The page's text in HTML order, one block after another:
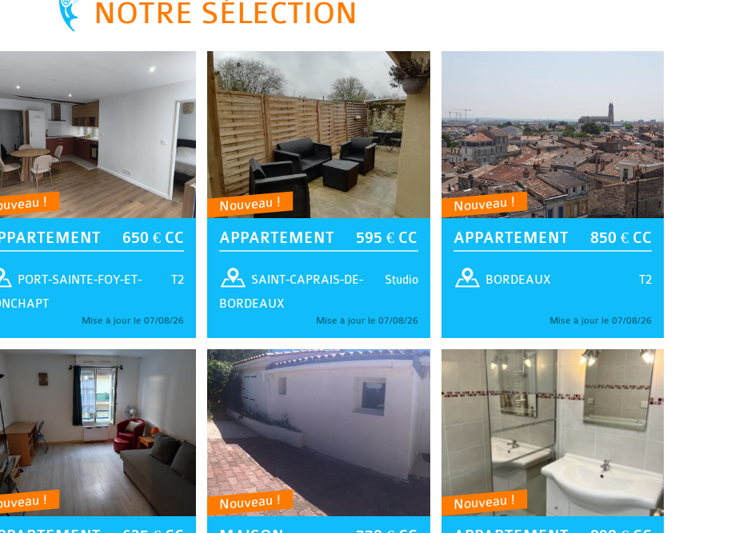
NOTRE SÉLECTION
!
650 € CC
T2
PORT-SAINTE-FOY-ET-
Mise à jour le 07/08/26
Nouveau !
APPARTEMENT 595 € CC
Studio
SAINT-CAPRAIS-DE-
BORDEAUX
Mise à jour le 07/08/26
Nouveau !
APPARTEMENT 850 € CC
T2
BORDEAUX
Mise à jour le 07/08/26
! Nouveau ! Nouveau !